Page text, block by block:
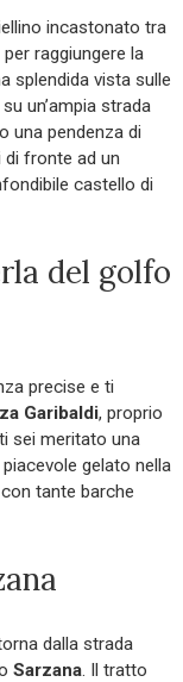
incastonato tra
raggiungere la
splendida vista sulle
un’ampia strada
una pendenza di
fronte ad un
castello di
del golfo
precise e ti
Garibaldi, proprio
sei meritato una
gelato nella
tante barche
dalla strada
Sarzana. Il tratto